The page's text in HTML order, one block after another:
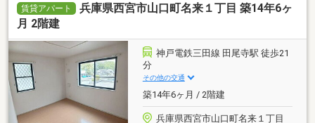
賃貸アパート
兵庫県西宮市山口町名来１丁目 築14年6ヶ
月 2階建
神戸電鉄三田線 田尾寺駅 徒歩21
分
その他の交通
築14年6ヶ月 / 2階建
兵庫県西宮市山口町名来１丁目